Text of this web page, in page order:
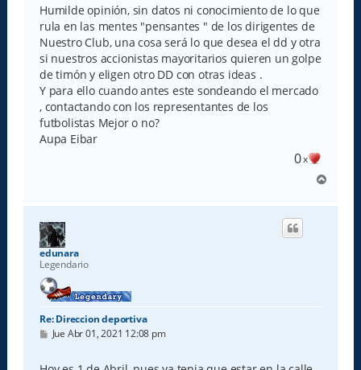
s
a
j
e
Humilde opinión, sin datos ni conocimiento de lo que
rula en las mentes "pensantes " de los dirigentes de
Nuestro Club, una cosa será lo que desea el dd y otra
si nuestros accionistas mayoritarios quieren un golpe
de timón y eligen otro DD con otras ideas .
Y para ello cuando antes este sondeando el mercado
, contactando con los representantes de los
futbolistas Mejor o no?
Aupa Eibar
0x
r
edunara
Legendario
Re: Direccion deportiva
M
s
Jue Abr 01, 2021 12:08 pm